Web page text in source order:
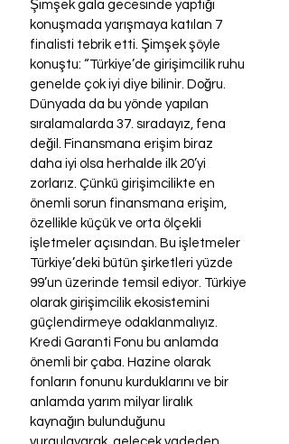
Şimşek gala gecesinde yaptığı
konuşmada yarışmaya katılan 7
finalisti tebrik etti. Şimşek şöyle
konuştu: “Türkiye’de girişimcilik ruhu
genelde çok iyi diye bilinir. Doğru.
Dünyada da bu yönde yapılan
sıralamalarda 37. sıradayız, fena
değil. Finansmana erişim biraz
daha iyi olsa herhalde ilk 20’yi
zorlarız. Çünkü girişimcilikte en
önemli sorun finansmana erişim,
özellikle küçük ve orta ölçekli
işletmeler açısından. Bu işletmeler
Türkiye’deki bütün şirketleri yüzde
99’un üzerinde temsil ediyor. Türkiye
olarak girişimcilik ekosistemini
güçlendirmeye odaklanmalıyız.
Kredi Garanti Fonu bu anlamda
önemli bir çaba. Hazine olarak
fonların fonunu kurduklarını ve bir
anlamda yarım milyar liralık
kaynağın bulunduğunu